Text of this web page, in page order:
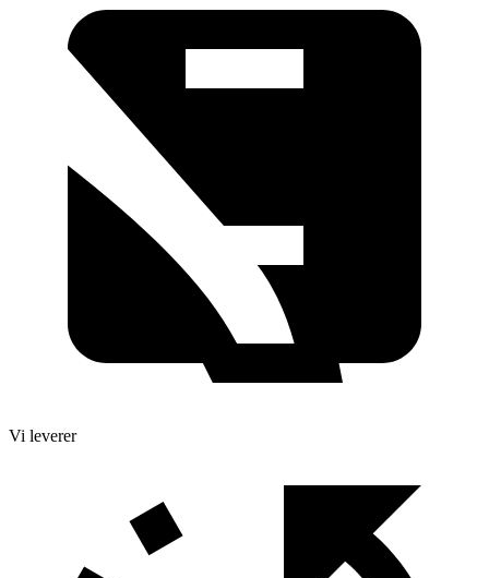
Vi leverer